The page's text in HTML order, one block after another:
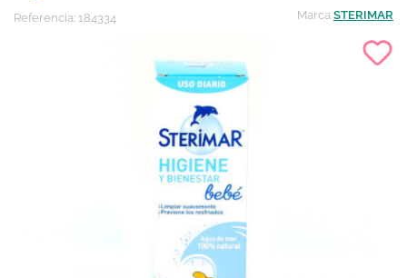
Referencia: 184334 Marca STERIMAR